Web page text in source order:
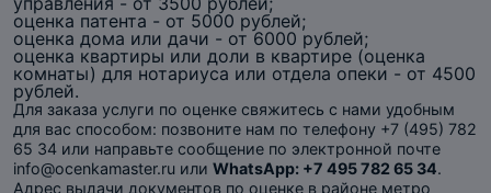
оценка патента - от 5000 рублей;
оценка дома или дачи - от 6000 рублей;
оценка квартиры или доли в квартире (оценка
комнаты) для нотариуса или отдела опеки - от 4500
рублей.
Для заказа услуги по оценке свяжитесь с нами удобным
для вас способом: позвоните нам по телефону +7 (495) 782
65 34 или направьте сообщение по электронной почте
info@ocenkamaster.ru или WhatsApp: +7 495 782 65 34.
Адрес выдачи документов по оценке в районе метро